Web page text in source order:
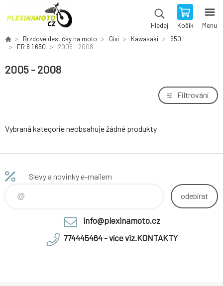
Hledej Košík Menu
Brzdové destičky na moto Givi Kawasaki
650
ER 6 f 650
2005 - 2008
2005 - 2008
Filtrování
Vybraná kategorie neobsahuje žádné produkty
Slevy a novinky e-mailem
odebírat
info@plexinamoto.cz
774445464 - více viz.KONTAKTY